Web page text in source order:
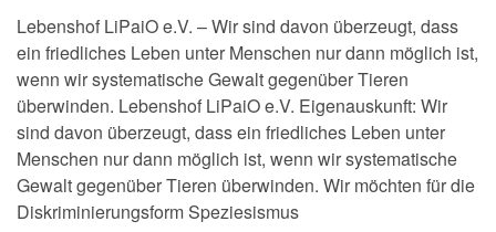
Lebenshof LiPaiO e.V. – Wir sind davon überzeugt, dass
ein friedliches Leben unter Menschen nur dann möglich ist,
wenn wir systematische Gewalt gegenüber Tieren
überwinden. Lebenshof LiPaiO e.V. Eigenauskunft: Wir
sind davon überzeugt, dass ein friedliches Leben unter
Menschen nur dann möglich ist, wenn wir systematische
Gewalt gegenüber Tieren überwinden. Wir möchten für die
Diskriminierungsform Speziesismus